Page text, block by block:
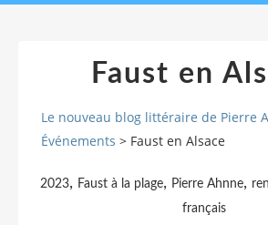
Faust en
Le nouveau blog littéraire de Pierre
Événements > Faust en Alsace
2023, Faust à la plage, Pierre Ahnne,
français